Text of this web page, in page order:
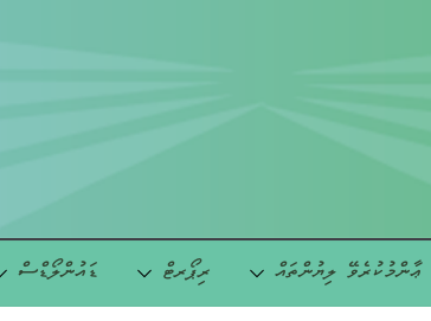
ޢާންމުކުރެވޭ ލިޔުންތައް ރިޕޯރޓް ޑައުންލޯޑްސް